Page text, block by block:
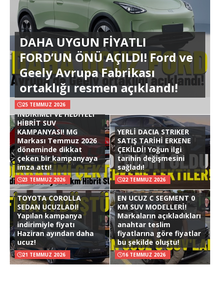
DAHA UYGUN FİYATLI
FORD’UN ÖNÜ AÇILDI! Ford ve
Geely Avrupa Fabrikası
ortaklığı resmen açıklandı!
25 TEMMUZ 2026
İNDİRİMLİ VE HEDİYELİ
HİBRİT SUV
KAMPANYASI! MG
Markası Temmuz 2026
döneminde dikkat
çeken bir kampanyaya
imza attı!
23 TEMMUZ 2026
YERLİ DACIA STRIKER
SATIŞ TARİHİ ERKENE
ÇEKİLDİ! Yoğun ilgi
tarihin değişmesini
sağladı!
22 TEMMUZ 2026
TOYOTA COROLLA
SEDAN UCUZLADI!
Yapılan kampanya
indirimiyle fiyatı
Haziran ayından daha
ucuz!
21 TEMMUZ 2026
EN UCUZ C SEGMENT 0
KM SUV MODELLERİ!
Markaların açıkladıkları
anahtar teslim
fiyatlarına göre fiyatlar
bu şekilde oluştu!
16 TEMMUZ 2026